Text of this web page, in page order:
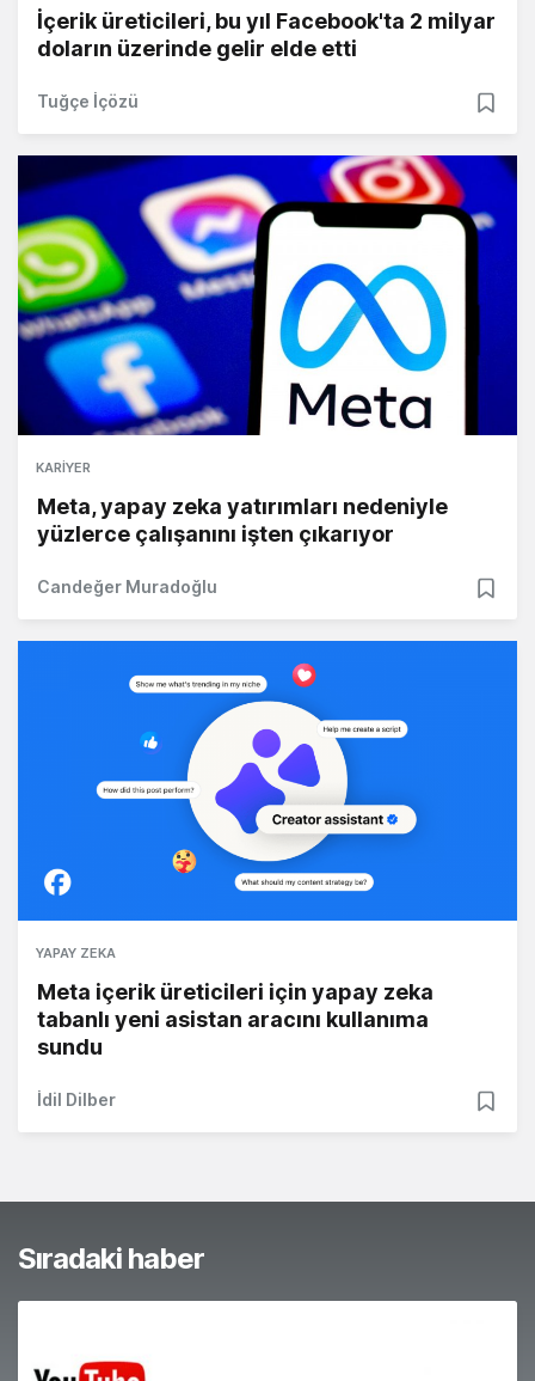
İçerik üreticileri, bu yıl Facebook'ta 2 milyar
doların üzerinde gelir elde etti
Tuğçe İçözü
KARIYER
Meta, yapay zeka yatırımları nedeniyle
yüzlerce çalışanını işten çıkarıyor
Candeğer Muradoğlu
YAPAY ZEKA
Meta içerik üreticileri için yapay zeka
tabanlı yeni asistan aracını kullanıma
sundu
İdil Dilber
Sıradaki haber